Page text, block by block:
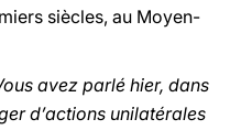
siècles, au Moyen-
avez parlé hier, dans
d’actions unilatérales